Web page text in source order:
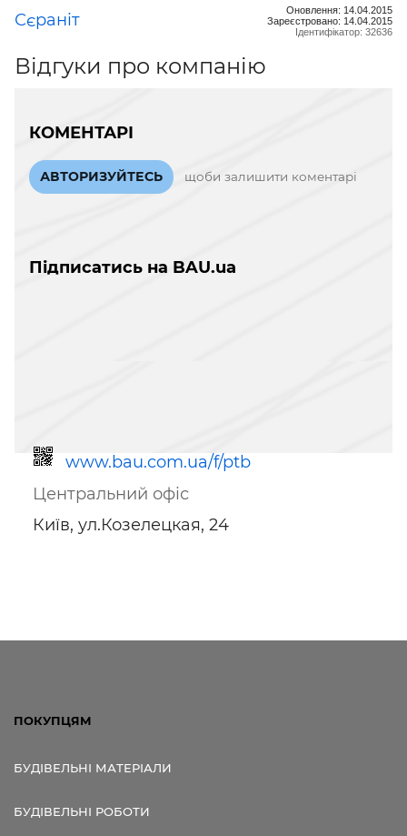
Сєраніт
Оновлення: 14.04.2015
Зареєстровано: 14.04.2015
Ідентифікатор: 32636
Відгуки про компанію
КОМЕНТАРІ
АВТОРИЗУЙТЕСЬ щоби залишити коментарі
Підписатись на BAU.ua
www.bau.com.ua/f/ptb
Центральний офіс
Київ, ул.Козелецкая, 24
ПОКУПЦЯМ
БУДІВЕЛЬНІ МАТЕРІАЛИ
БУДІВЕЛЬНІ РОБОТИ